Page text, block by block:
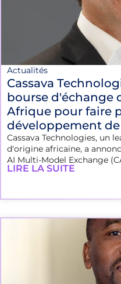
Actualités
Cassava
bourse d'échange
Afrique pour faire
développement de
Cassava Technologies, un
d'origine africaine, a
AI Multi-Model Exchange
LIRE LA SUITE